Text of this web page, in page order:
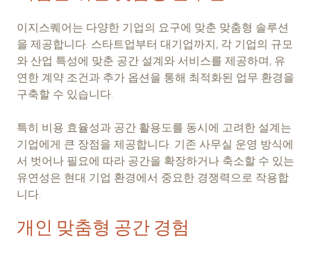
이지스퀘어는 다양한 기업의 요구에 맞춘 맞춤형 솔루션
을 제공합니다. 스타트업부터 대기업까지, 각 기업의 규모
와 산업 특성에 맞춘 공간 설계와 서비스를 제공하며, 유
연한 계약 조건과 추가 옵션을 통해 최적화된 업무 환경을
구축할 수 있습니다.
특히 비용 효율성과 공간 활용도를 동시에 고려한 설계는
기업에게 큰 장점을 제공합니다. 기존 사무실 운영 방식에
서 벗어나 필요에 따라 공간을 확장하거나 축소할 수 있는
유연성은 현대 기업 환경에서 중요한 경쟁력으로 작용합
니다.
개인 맞춤형 공간 경험